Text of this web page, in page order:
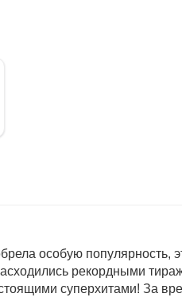
особую популярность,
рекордными
суперхитами! За